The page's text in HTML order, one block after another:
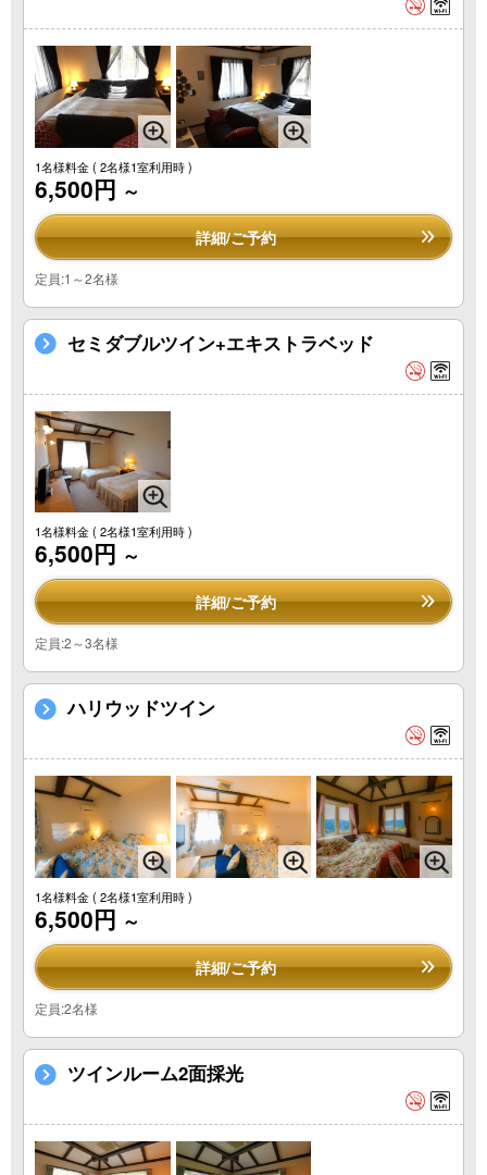
1名様料金( 2名様1室利用時 )
6,500円 ～
詳細/ご予約
定員:1～2名様
セミダブルツイン+エキストラベッド
1名様料金( 2名様1室利用時 )
6,500円 ～
詳細/ご予約
定員:2～3名様
ハリウッドツイン
1名様料金( 2名様1室利用時 )
6,500円 ～
詳細/ご予約
定員:2名様
ツインルーム2面採光